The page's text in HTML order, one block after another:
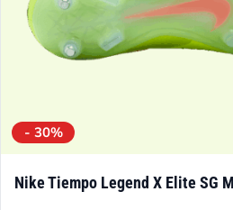
gewählt
werden
- 30%
Nike Tiempo Legend X Elite SG